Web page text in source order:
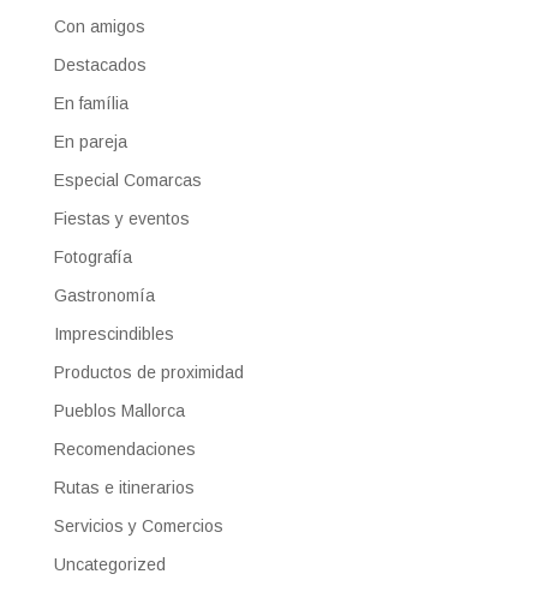
Con amigos
Destacados
En família
En pareja
Especial Comarcas
Fiestas y eventos
Fotografía
Gastronomía
Imprescindibles
Productos de proximidad
Pueblos Mallorca
Recomendaciones
Rutas e itinerarios
Servicios y Comercios
Uncategorized